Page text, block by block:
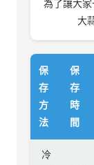
為了讓大
大
保
存
方
法
保
存
時
間
冷